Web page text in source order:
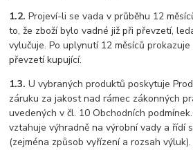
1.2. Projeví-li se vada v průběhu 12
to, že zboží bylo vadné již při převzetí,
vylučuje. Po uplynutí 12 měsíců
převzetí kupující.
1.3. U vybraných produktů poskytuje
záruku za jakost nad rámec zákonných
uvedených v čl. 10 Obchodních
vztahuje výhradně na výrobní vady a řídí
(zejména způsob vyřízení a rozsah výluk).